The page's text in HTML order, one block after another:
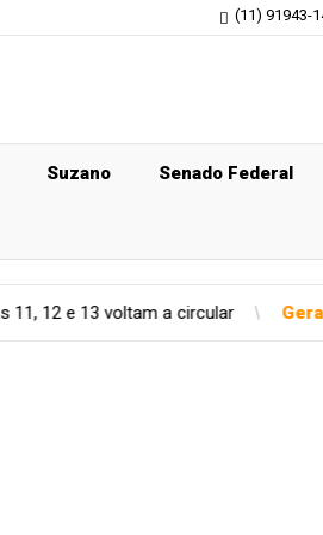
(11) 91943-
Suzano Senado Federal
a circular Geral Previsão do